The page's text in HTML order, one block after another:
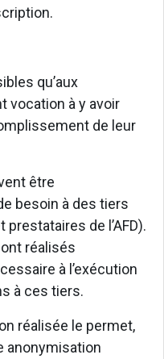
qu’aux
vocation à y avoir
de leur
être
besoin à des tiers
de l’AFD).
réalisés
à l’exécution
à ces tiers.
réalisée le permet,
anonymisation